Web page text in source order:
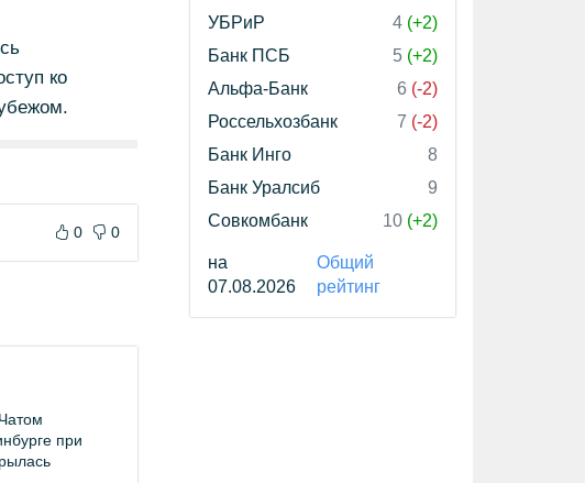
ко
0 0
при
УБРиР
4 (+2)
Банк ПСБ
5 (+2)
Альфа-Банк
6 (-2)
Россельхозбанк
7 (-2)
Банк Инго
8
Банк Уралсиб
9
Совкомбанк
10 (+2)
на
07.08.2026
Общий
рейтинг